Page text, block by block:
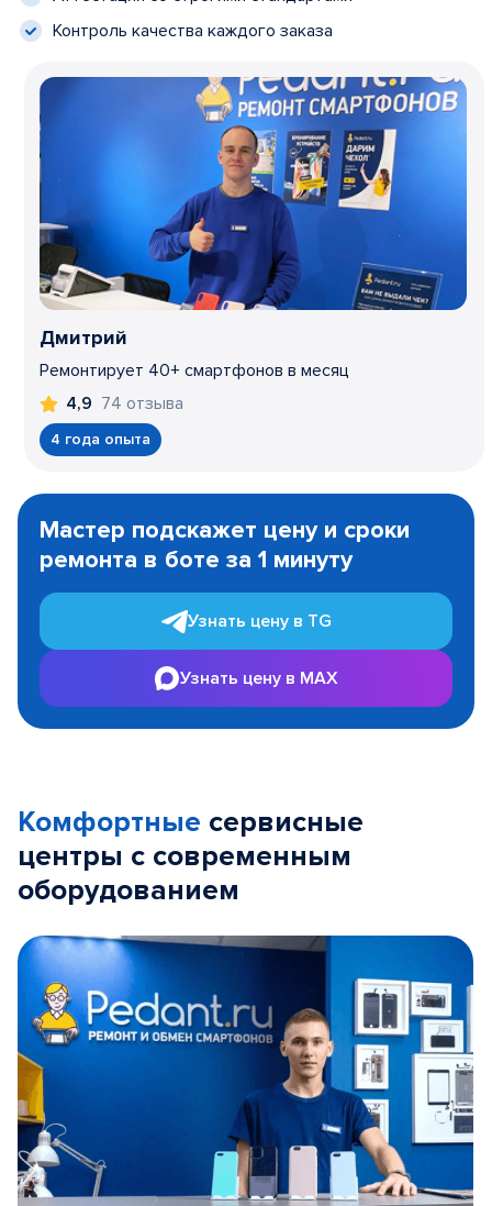
Контроль качества каждого заказа
Дмитрий
Ремонтирует 40+ смартфонов в месяц
4,9 74 отзыва
4 года опыта
1
Мастер подскажет цену и сроки
ремонта в боте за 1 минуту
Узнать цену в TG
Узнать цену в MAX
Комфортные сервисные
центры с современным
оборудованием